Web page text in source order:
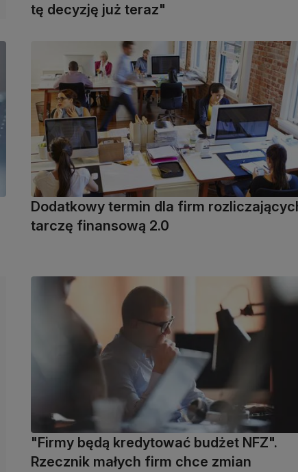
tę decyzję już teraz"
Dodatkowy termin dla firm
tarczę finansową 2.0
"Firmy będą kredytować budżet NFZ".
Rzecznik małych firm chce zmian